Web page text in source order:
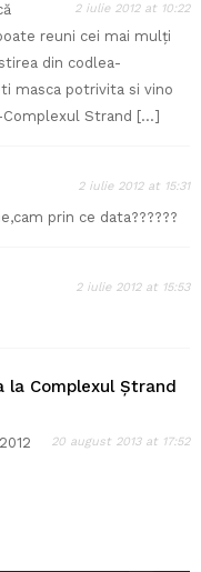
2 iulie 2012 at 10:22
reuni cei mai mulți
din codlea-
masca potrivita si vino
Strand […]
2 iulie 2012 at 15:31
prin ce data??????
2 iulie 2012 at 15:53
la Complexul Ștrand
20 august 2013 at 17:52